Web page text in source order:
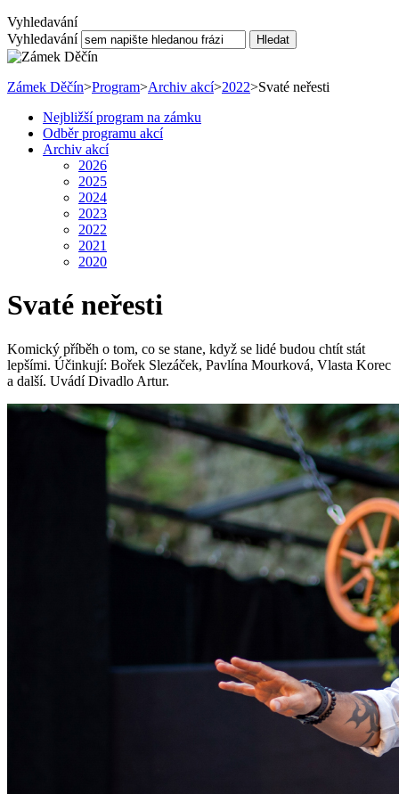
Vyhledavání
Vyhledavání
Hledat
Zámek Děčín>Program>Archiv akcí>2022>Svaté neřesti
Nejbližší program na zámku
Odběr programu akcí
Archiv akcí
2026
2025
2024
2023
2022
2021
2020
Svaté neřesti
Komický příběh o tom, co se stane, když se lidé budou chtít stát
lepšími. Účinkují: Bořek Slezáček, Pavlína Mourková, Vlasta Korec
a další. Uvádí Divadlo Artur.